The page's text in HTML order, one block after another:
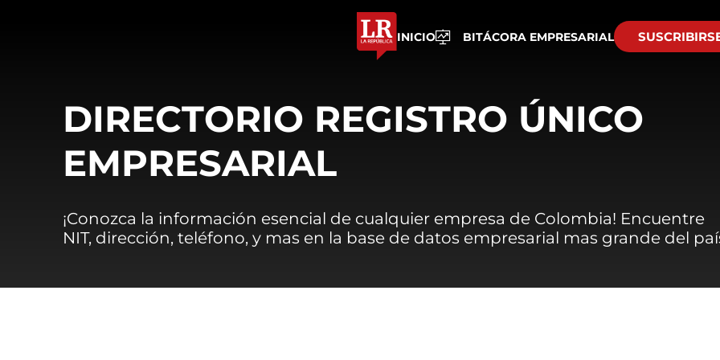
INICIO BITÁCORA EMPRESARIAL
DIRECTORIO REGISTRO ÚNICO
EMPRESARIAL
¡Conozca la información esencial de cualquier empresa de Colombia! Encuentre
NIT, dirección, teléfono, y mas en la base de datos empresarial mas grande del